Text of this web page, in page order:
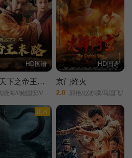
HD国语
大唐天下之帝王末路
海///鲍国安///刘文治///张子健/
HD国语
京门烽火
2.0 郭艳/赵亦骥/马国飞/
正片